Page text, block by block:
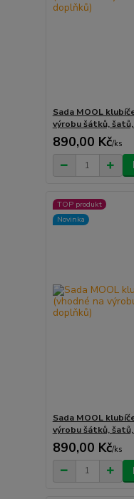
Sada MOOL
výrobu šátků,
890,00 Kč/ks
TOP produkt
Novinka
Sada MOOL
výrobu šátků,
890,00 Kč/ks